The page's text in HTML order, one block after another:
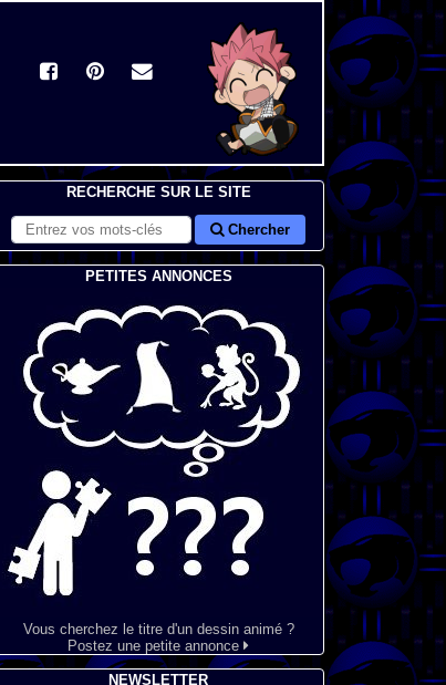
RECHERCHE SUR LE SITE
Chercher
PETITES ANNONCES
Vous cherchez le titre d'un dessin animé ?
Postez une petite annonce
NEWSLETTER